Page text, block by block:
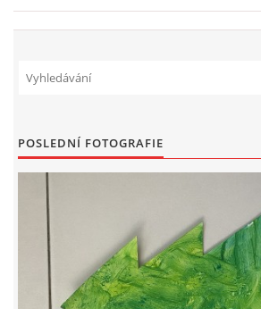
SMYSLOVÁ AKTIVITA
JÓGOVÉ CVIČENÍ, TYPY, RADY, RECENZE
KALENDÁŘ PRO DĚTI
STÁTNÍ SVÁTKY
POSLEDNÍ FOTOGRAFIE